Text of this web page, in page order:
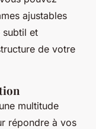
ajustables
subtil et
de votre
multitude
répondre à vos